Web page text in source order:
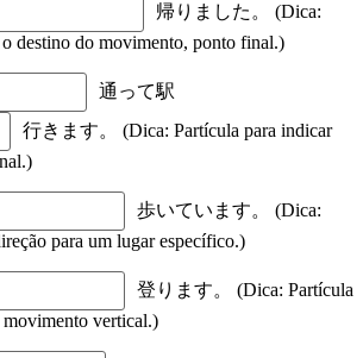
帰りました。 (Dica:
destino do movimento, ponto final.)
通って駅
行きます。 (Dica: Partícula para indicar
歩いています。 (Dica:
para um lugar específico.)
登ります。 (Dica: Partícula
vertical.)